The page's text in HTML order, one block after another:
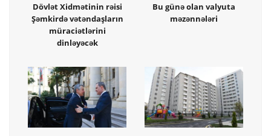
Dövlət Xidmətinin rəisi
Şəmkirdə vətəndaşların
müraciətlərini
dinləyəcək
Bu günə olan valyuta
məzənnələri